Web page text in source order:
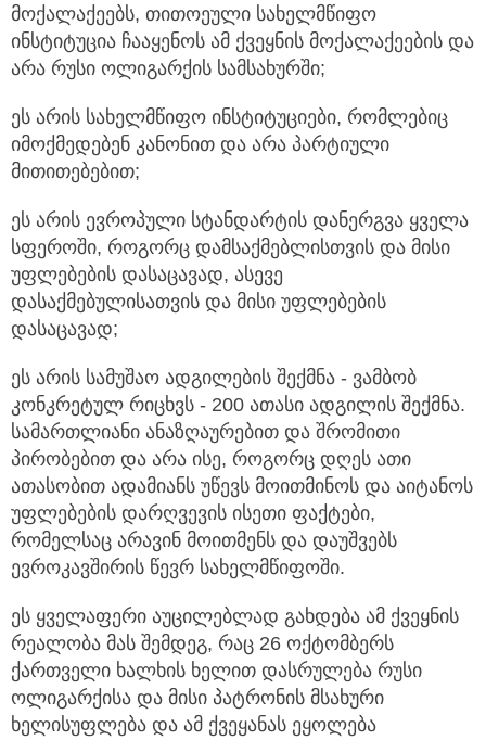
მოქალაქეებს, თითოეული სახელმწიფო
ინსტიტუცია ჩააყენოს ამ ქვეყნის მოქალაქეების და
არა რუსი ოლიგარქის სამსახურში;
ეს არის სახელმწიფო ინსტიტუციები, რომლებიც
იმოქმედებენ კანონით და არა პარტიული
მითითებებით;
ეს არის ევროპული სტანდარტის დანერგვა ყველა
სფეროში, როგორც დამსაქმებლისთვის და მისი
უფლებების დასაცავად, ასევე
დასაქმებულისათვის და მისი უფლებების
დასაცავად;
ეს არის სამუშაო ადგილების შექმნა - ვამბობ
კონკრეტულ რიცხვს - 200 ათასი ადგილის შექმნა.
სამართლიანი ანაზღაურებით და შრომითი
პირობებით და არა ისე, როგორც დღეს ათი
ათასობით ადამიანს უწევს მოითმინოს და აიტანოს
უფლებების დარღვევის ისეთი ფაქტები,
რომელსაც არავინ მოითმენს და დაუშვებს
ევროკავშირის წევრ სახელმწიფოში.
ეს ყველაფერი აუცილებლად გახდება ამ ქვეყნის
რეალობა მას შემდეგ, რაც 26 ოქტომბერს
ქართველი ხალხის ხელით დასრულება რუსი
ოლიგარქისა და მისი პატრონის მსახური
ხელისუფლება და ამ ქვეყანას ეყოლება